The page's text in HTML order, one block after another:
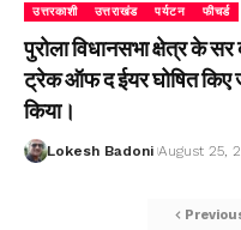
उत्तरकाशी उत्तराखंड पर्यटन फीचर्ड
पुरोला विधानसभा क्षेत्र के
ट्रेक ऑफ द ईयर घोषित किए
किया।
Lokesh Badoni August 25,